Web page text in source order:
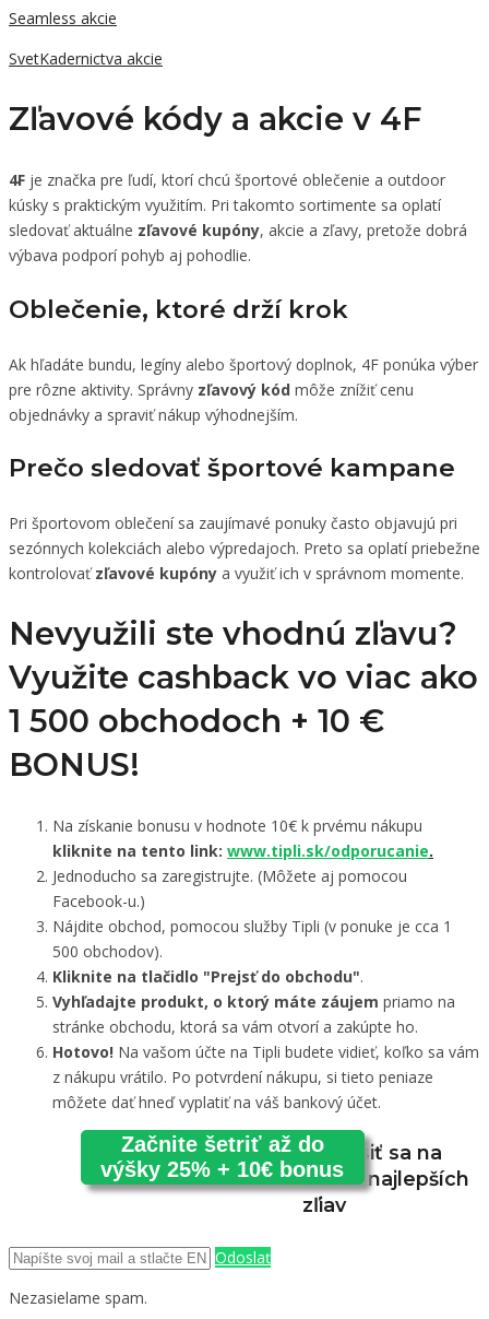
Seamless akcie
SvetKadernictva akcie
Zľavové kódy a akcie v 4F
4F je značka pre ľudí, ktorí chcú športové oblečenie a outdoor
kúsky s praktickým využitím. Pri takomto sortimente sa oplatí
sledovať aktuálne zľavové kupóny, akcie a zľavy, pretože dobrá
výbava podporí pohyb aj pohodlie.
Oblečenie, ktoré drží krok
Ak hľadáte bundu, legíny alebo športový doplnok, 4F ponúka výber
pre rôzne aktivity. Správny zľavový kód môže znížiť cenu
objednávky a spraviť nákup výhodnejším.
Prečo sledovať športové kampane
Pri športovom oblečení sa zaujímavé ponuky často objavujú pri
sezónnych kolekciách alebo výpredajoch. Preto sa oplatí priebežne
kontrolovaťzľavové kupóny a využiť ich v správnom momente.
Nevyužili ste vhodnú zľavu?
Využite cashback vo viac ako
1 500 obchodoch + 10 €
BONUS!
Na získanie bonusu v hodnote 10€ k prvému nákupu
kliknite na tento link: www.tipli.sk/odporucanie.
Jednoducho sa zaregistrujte. (Môžete aj pomocou
Facebook-u.)
Nájdite obchod, pomocou služby Tipli (v ponuke je cca 1
500 obchodov).
Kliknite na tlačidlo "Prejsť do obchodu".
Vyhľadajte produkt, o ktorý máte záujem priamo na
stránke obchodu, ktorá sa vám otvorí a zakúpte ho.
Hotovo! Na vašom účte na Tipli budete vidieť, koľko sa vám
z nákupu vrátilo. Po potvrdení nákupu, si tieto peniaze
môžete dať hneď vyplatiť na váš bankový účet.
Začnite šetriť až do
výšky 25% + 10€ bonus
Prihlásiť sa na
odber najlepších
zľiav
Odoslať
Nezasielame spam.